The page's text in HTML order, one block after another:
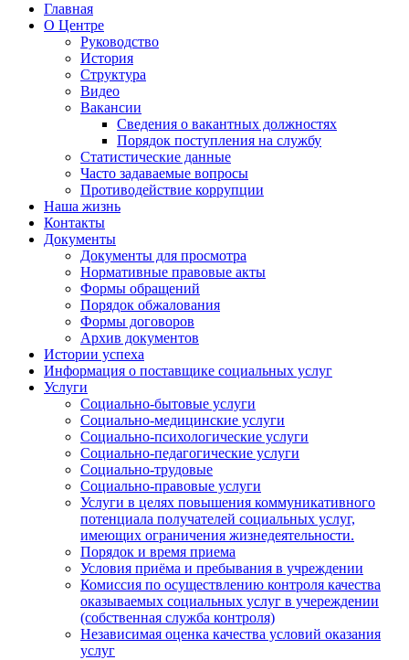
Главная
О Центре
Руководство
История
Структура
Видео
Вакансии
Сведения о вакантных должностях
Порядок поступления на службу
Статистические данные
Часто задаваемые вопросы
Противодействие коррупции
Наша жизнь
Контакты
Документы
Документы для просмотра
Нормативные правовые акты
Формы обращений
Порядок обжалования
Формы договоров
Архив документов
Истории успеха
Информация о поставщике социальных услуг
Услуги
Социально-бытовые услуги
Социально-медицинские услуги
Социально-психологические услуги
Социально-педагогические услуги
Социально-трудовые
Социально-правовые услуги
Услуги в целях повышения коммуникативного
потенциала получателей социальных услуг,
имеющих ограничения жизнедеятельности.
Порядок и время приема
Условия приёма и пребывания в учреждении
Комиссия по осуществлению контроля качества
оказываемых социальных услуг в учереждении
(собственная служба контроля)
Независимая оценка качества условий оказания
услуг